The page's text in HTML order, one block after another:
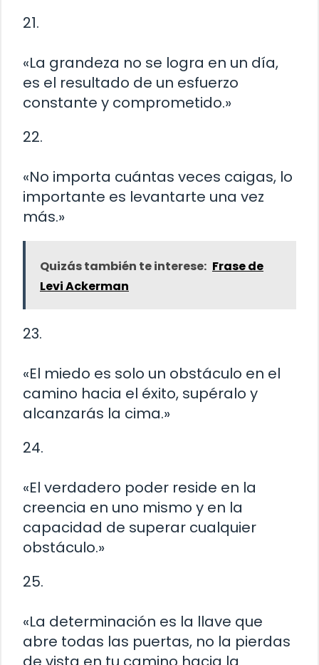
21.
«La grandeza no se logra en un día,
es el resultado de un esfuerzo
constante y comprometido.»
22.
«No importa cuántas veces caigas, lo
importante es levantarte una vez
más.»
Quizás también te interese: Frase de
Levi Ackerman
23.
«El miedo es solo un obstáculo en el
camino hacia el éxito, supéralo y
alcanzarás la cima.»
24.
«El verdadero poder reside en la
creencia en uno mismo y en la
capacidad de superar cualquier
obstáculo.»
25.
«La determinación es la llave que
abre todas las puertas, no la pierdas